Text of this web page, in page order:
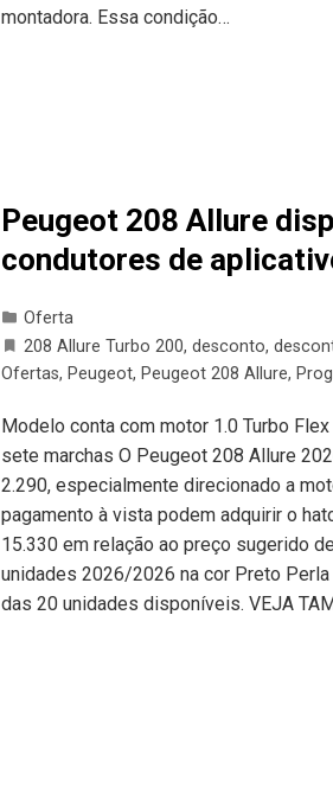
montadora. Essa condição…
Peugeot 208 Allure
condutores de
Oferta
208 Allure Turbo 200, desconto,
Ofertas, Peugeot, Peugeot 208 Allure,
Modelo conta com motor 1.0 Turbo
sete marchas O Peugeot 208 Allure
2.290, especialmente direcionado a
pagamento à vista podem adquirir o
15.330 em relação ao preço sugerido
unidades 2026/2026 na cor Preto
das 20 unidades disponíveis. VEJA